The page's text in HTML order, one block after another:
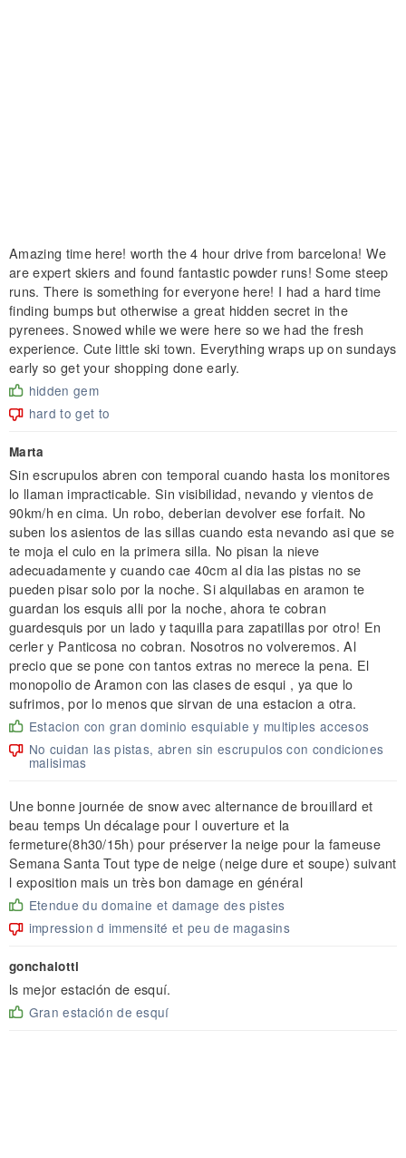
Amazing time here! worth the 4 hour drive from barcelona! We
are expert skiers and found fantastic powder runs! Some steep
runs. There is something for everyone here! I had a hard time
finding bumps but otherwise a great hidden secret in the
pyrenees. Snowed while we were here so we had the fresh
experience. Cute little ski town. Everything wraps up on sundays
early so get your shopping done early.
hidden gem
hard to get to
Marta
Sin escrupulos abren con temporal cuando hasta los monitores
lo llaman impracticable. Sin visibilidad, nevando y vientos de
90km/h en cima. Un robo, deberian devolver ese forfait. No
suben los asientos de las sillas cuando esta nevando asi que se
te moja el culo en la primera silla. No pisan la nieve
adecuadamente y cuando cae 40cm al dia las pistas no se
pueden pisar solo por la noche. Si alquilabas en aramon te
guardan los esquis alli por la noche, ahora te cobran
guardesquis por un lado y taquilla para zapatillas por otro! En
cerler y Panticosa no cobran. Nosotros no volveremos. Al
precio que se pone con tantos extras no merece la pena. El
monopolio de Aramon con las clases de esqui , ya que lo
sufrimos, por lo menos que sirvan de una estacion a otra.
Estacion con gran dominio esquiable y multiples accesos
No cuidan las pistas, abren sin escrupulos con condiciones
malisimas
Une bonne journée de snow avec alternance de brouillard et
beau temps Un décalage pour l ouverture et la
fermeture(8h30/15h) pour préserver la neige pour la fameuse
Semana Santa Tout type de neige (neige dure et soupe) suivant
l exposition mais un très bon damage en général
Etendue du domaine et damage des pistes
impression d immensité et peu de magasins
gonchalotti
ls mejor estación de esquí.
Gran estación de esquí